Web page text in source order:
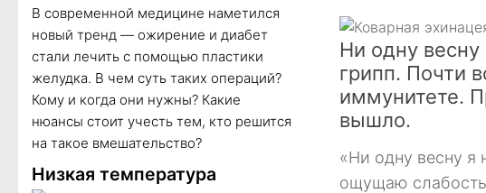
Ни одну
грипп. Почти
иммунитете.
вышло.
«Ни одну весну я
ощущаю слабость
В современной медицине наметился
новый тренд — ожирение и диабет
стали лечить с помощью пластики
желудка. В чем суть таких операций?
Кому и когда они нужны? Какие
нюансы стоит учесть тем, кто решится
на такое вмешательство?
Низкая температура